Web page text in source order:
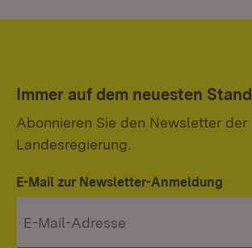
Immer auf dem neuesten Stand
Abonnieren Sie den Newsletter der
Landesregierung.
E-Mail zur Newsletter-Anmeldung